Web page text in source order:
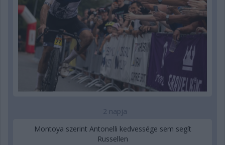
2 napja
Montoya szerint Antonelli kedvessége sem segít
Russellen